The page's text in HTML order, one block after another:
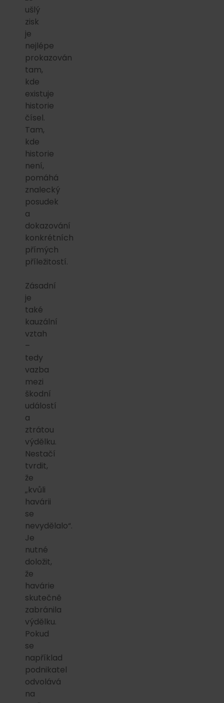
ušlý
zisk
je
nejlépe
prokazován
tam,
kde
existuje
historie
čísel.
Tam,
kde
historie
není,
pomáhá
znalecký
posudek
a
dokazování
konkrétních
přímých
příležitostí.
Zásadní
je
také
kauzální
vztah
–
tedy
vazba
mezi
škodní
událostí
a
ztrátou
výdělku.
Nestačí
tvrdit,
že
„kvůli
havárii
se
nevydělalo“.
Je
nutné
doložit,
že
havárie
skutečně
zabránila
výdělku.
Pokud
se
například
podnikatel
odvolává
na